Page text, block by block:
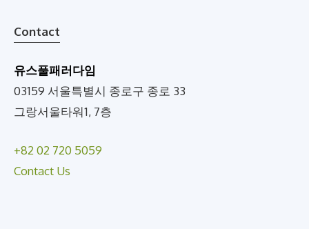
Contact
유스풀패러다임
03159 서울특별시 종로구 종로 33
그랑서울타워1, 7층
+82 02 720 5059
Contact Us